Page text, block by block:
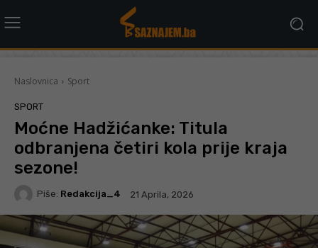
Naslovnica Sport
SPORT
Moćne Hadžićanke: Titula
odbranjena četiri kola prije kraja
sezone!
Piše: Redakcija_4 21 Aprila, 2026